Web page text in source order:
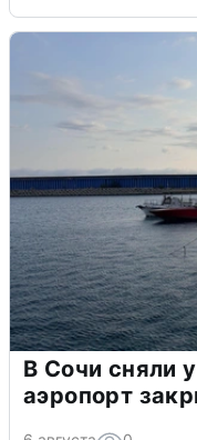
В Сочи сняли
аэропорт